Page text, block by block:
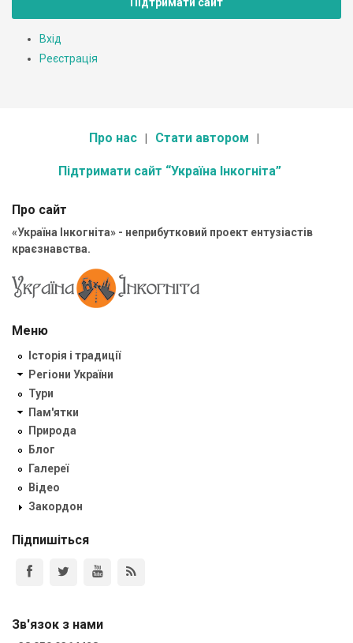
Підтримати сайт
Вхід
Реєстрація
Про нас Стати автором
Підтримати сайт “Україна Інкогніта”
Про сайт
«Україна Інкогніта» - неприбутковий проект ентузіастів
краєзнавства.
Меню
Історія і традиції
Регіони України
Тури
Пам'ятки
Природа
Блог
Галереї
Відео
Закордон
Підпишіться
Зв'язок з нами